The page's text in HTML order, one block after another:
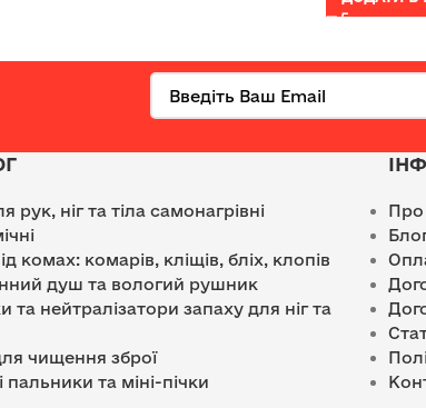
рук, ніг та тіла самонагрівні
комах: комарів, кліщів, бліх, клопів
душ та вологий рушник
та нейтралізатори запаху для ніг та
чищення зброї
пальники та міні-пічки
Про